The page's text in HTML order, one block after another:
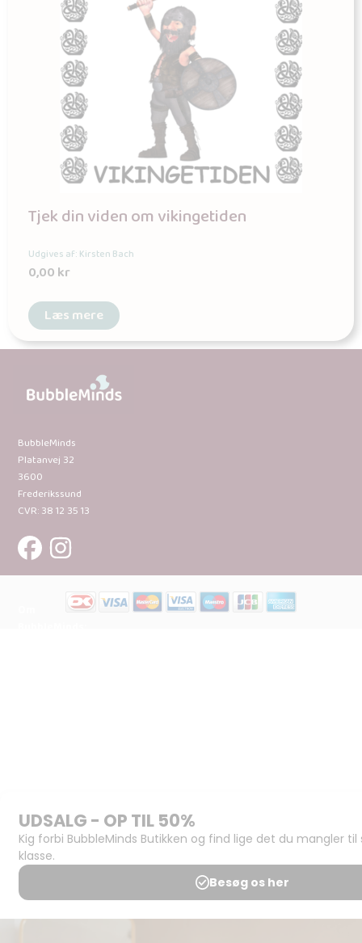
Tjek din viden om vikingetiden
Udgives af: Kirsten Bach
0,00kr
Læs mere
BubbleMinds
Platanvej 32
3600
Frederikssund
CVR: 38 12 35 13
Support og
juridisk:
Spørgsmål og
svar
Medlemsbetingelser
Handels- og